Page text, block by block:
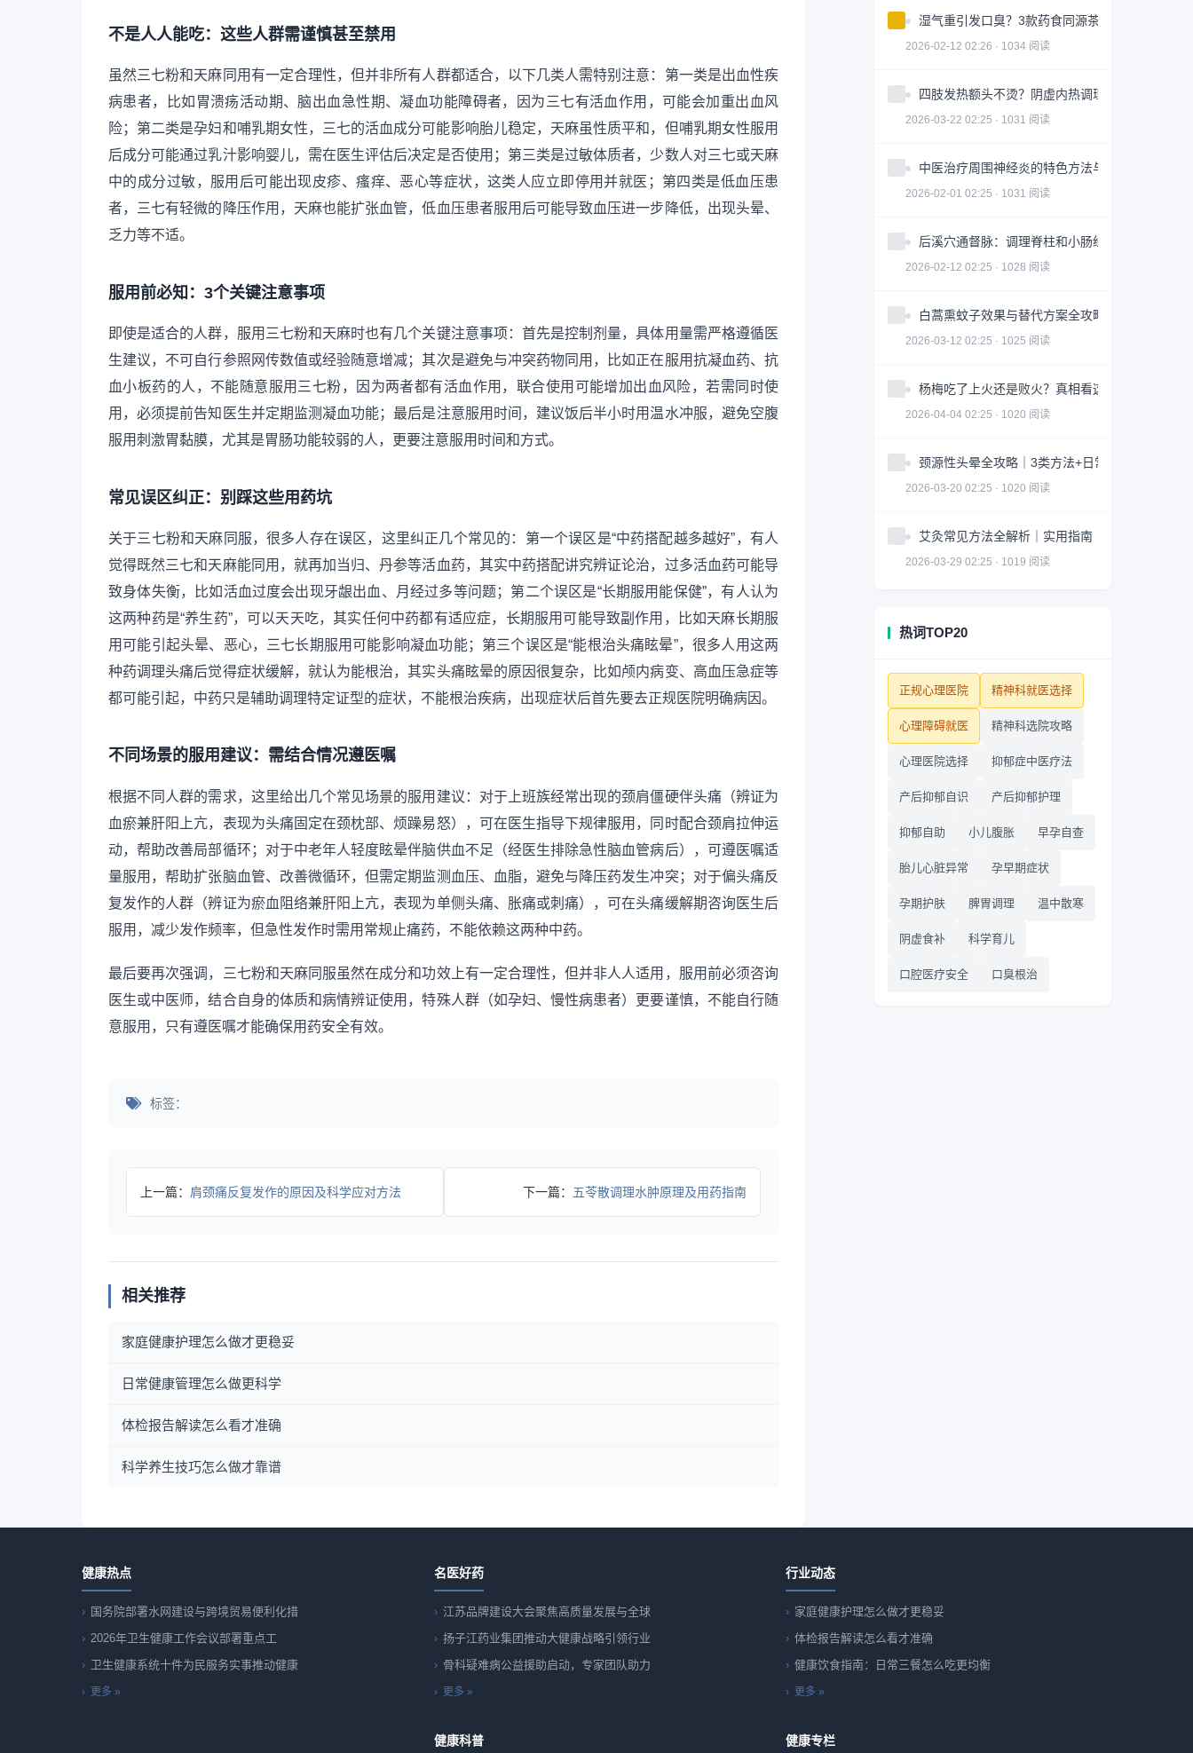
不是人人能吃：这些人群需谨慎甚至禁用
虽然三七粉和天麻同用有一定合理性，但并非所有人群都适合，以下几类人需特别注意：第一类是出血性疾
病患者，比如胃溃疡活动期、脑出血急性期、凝血功能障碍者，因为三七有活血作用，可能会加重出血风
险；第二类是孕妇和哺乳期女性，三七的活血成分可能影响胎儿稳定，天麻虽性质平和，但哺乳期女性服用
后成分可能通过乳汁影响婴儿，需在医生评估后决定是否使用；第三类是过敏体质者，少数人对三七或天麻
中的成分过敏，服用后可能出现皮疹、瘙痒、恶心等症状，这类人应立即停用并就医；第四类是低血压患
者，三七有轻微的降压作用，天麻也能扩张血管，低血压患者服用后可能导致血压进一步降低，出现头晕、
乏力等不适。
服用前必知：3个关键注意事项
即使是适合的人群，服用三七粉和天麻时也有几个关键注意事项：首先是控制剂量，具体用量需严格遵循医
生建议，不可自行参照网传数值或经验随意增减；其次是避免与冲突药物同用，比如正在服用抗凝血药、抗
血小板药的人，不能随意服用三七粉，因为两者都有活血作用，联合使用可能增加出血风险，若需同时使
用，必须提前告知医生并定期监测凝血功能；最后是注意服用时间，建议饭后半小时用温水冲服，避免空腹
服用刺激胃黏膜，尤其是胃肠功能较弱的人，更要注意服用时间和方式。
常见误区纠正：别踩这些用药坑
关于三七粉和天麻同服，很多人存在误区，这里纠正几个常见的：第一个误区是“中药搭配越多越好”，有人
觉得既然三七和天麻能同用，就再加当归、丹参等活血药，其实中药搭配讲究辨证论治，过多活血药可能导
致身体失衡，比如活血过度会出现牙龈出血、月经过多等问题；第二个误区是“长期服用能保健”，有人认为
这两种药是“养生药”，可以天天吃，其实任何中药都有适应症，长期服用可能导致副作用，比如天麻长期服
用可能引起头晕、恶心，三七长期服用可能影响凝血功能；第三个误区是“能根治头痛眩晕”，很多人用这两
种药调理头痛后觉得症状缓解，就认为能根治，其实头痛眩晕的原因很复杂，比如颅内病变、高血压急症等
都可能引起，中药只是辅助调理特定证型的症状，不能根治疾病，出现症状后首先要去正规医院明确病因。
不同场景的服用建议：需结合情况遵医嘱
根据不同人群的需求，这里给出几个常见场景的服用建议：对于上班族经常出现的颈肩僵硬伴头痛（辨证为
血瘀兼肝阳上亢，表现为头痛固定在颈枕部、烦躁易怒），可在医生指导下规律服用，同时配合颈肩拉伸运
动，帮助改善局部循环；对于中老年人轻度眩晕伴脑供血不足（经医生排除急性脑血管病后），可遵医嘱适
量服用，帮助扩张脑血管、改善微循环，但需定期监测血压、血脂，避免与降压药发生冲突；对于偏头痛反
复发作的人群（辨证为瘀血阻络兼肝阳上亢，表现为单侧头痛、胀痛或刺痛），可在头痛缓解期咨询医生后
服用，减少发作频率，但急性发作时需用常规止痛药，不能依赖这两种中药。
最后要再次强调，三七粉和天麻同服虽然在成分和功效上有一定合理性，但并非人人适用，服用前必须咨询
医生或中医师，结合自身的体质和病情辨证使用，特殊人群（如孕妇、慢性病患者）更要谨慎，不能自行随
意服用，只有遵医嘱才能确保用药安全有效。
标签：
上一篇： 肩颈痛反复发作的原因及科学应对方法 下一篇： 五苓散调理水肿原理及用药指南
相关推荐
家庭健康护理怎么做才更稳妥
日常健康管理怎么做更科学
体检报告解读怎么看才准确
科学养生技巧怎么做才靠谱
湿气重引发口臭？3款药食同源茶饮助你调理
2026-02-12 02:26 · 1034 阅读
四肢发热额头不烫？阴虚内热调理全攻略
2026-03-22 02:25 · 1031 阅读
中医治疗周围神经炎的特色方法与注意事项
2026-02-01 02:25 · 1031 阅读
后溪穴通督脉：调理脊柱和小肠经问题
2026-02-12 02:25 · 1028 阅读
白蒿熏蚊子效果与替代方案全攻略｜科学防蚊指南
2026-03-12 02:25 · 1025 阅读
杨梅吃了上火还是败火？真相看这3点｜食用指南
2026-04-04 02:25 · 1020 阅读
颈源性头晕全攻略｜3类方法+日常调整科学缓解
2026-03-20 02:25 · 1020 阅读
艾灸常见方法全解析｜实用指南
2026-03-29 02:25 · 1019 阅读
热词TOP20
正规心理医院 精神科就医选择
心理障碍就医 精神科选院攻略
心理医院选择 抑郁症中医疗法
产后抑郁自识 产后抑郁护理
抑郁自助 小儿腹胀 早孕自查
胎儿心脏异常 孕早期症状
孕期护肤 脾胃调理 温中散寒
阴虚食补 科学育儿
口腔医疗安全 口臭根治
健康热点
国务院部署水网建设与跨境贸易便利化措
2026年卫生健康工作会议部署重点工
卫生健康系统十件为民服务实事推动健康
更多 »
名医好药
江苏品牌建设大会聚焦高质量发展与全球
扬子江药业集团推动大健康战略引领行业
骨科疑难病公益援助启动，专家团队助力
更多 »
行业动态
家庭健康护理怎么做才更稳妥
体检报告解读怎么看才准确
健康饮食指南：日常三餐怎么吃更均衡
更多 »
健康科普 健康专栏